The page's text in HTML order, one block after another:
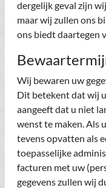
dergelijk geval zijn
maar wij zullen ons
ons biedt daartegen
Wij bewaren uw
Dit betekent dat wij
aangeeft dat u niet
wenst te maken. Als
tevens opvatten als
toepasselijke
facturen met uw
gegevens zullen wij